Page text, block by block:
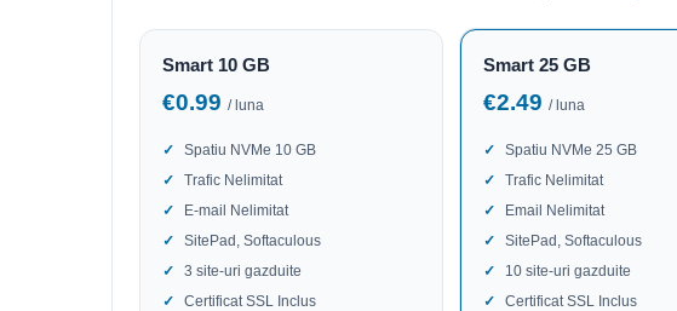
Smart 10 GB
€0.99 / luna
Spatiu NVMe 10 GB
Trafic Nelimitat
E-mail Nelimitat
SitePad, Softaculous
3 site-uri gazduite
Certificat SSL Inclus
Smart 25 GB
€2.49/ luna
Spatiu NVMe 25 GB
Trafic Nelimitat
Email Nelimitat
SitePad, Softaculous
10 site-uri gazduite
Certificat SSL Inclus